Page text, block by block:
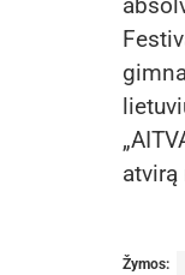
atvirą
Žymos: